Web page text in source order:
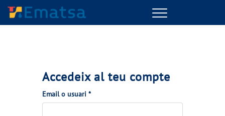
Menu
Accedeix al teu compte
Email o usuari *(Obligatori)